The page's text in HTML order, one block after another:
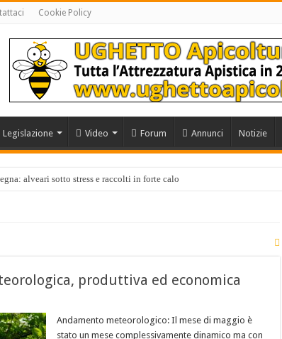
Cookie Policy
Legislazione Video Forum Annunci Notizie
alveari sotto stress e raccolti in forte calo
produttiva ed economica
Andamento meteorologico: Il mese di maggio è
stato un mese complessivamente dinamico ma con